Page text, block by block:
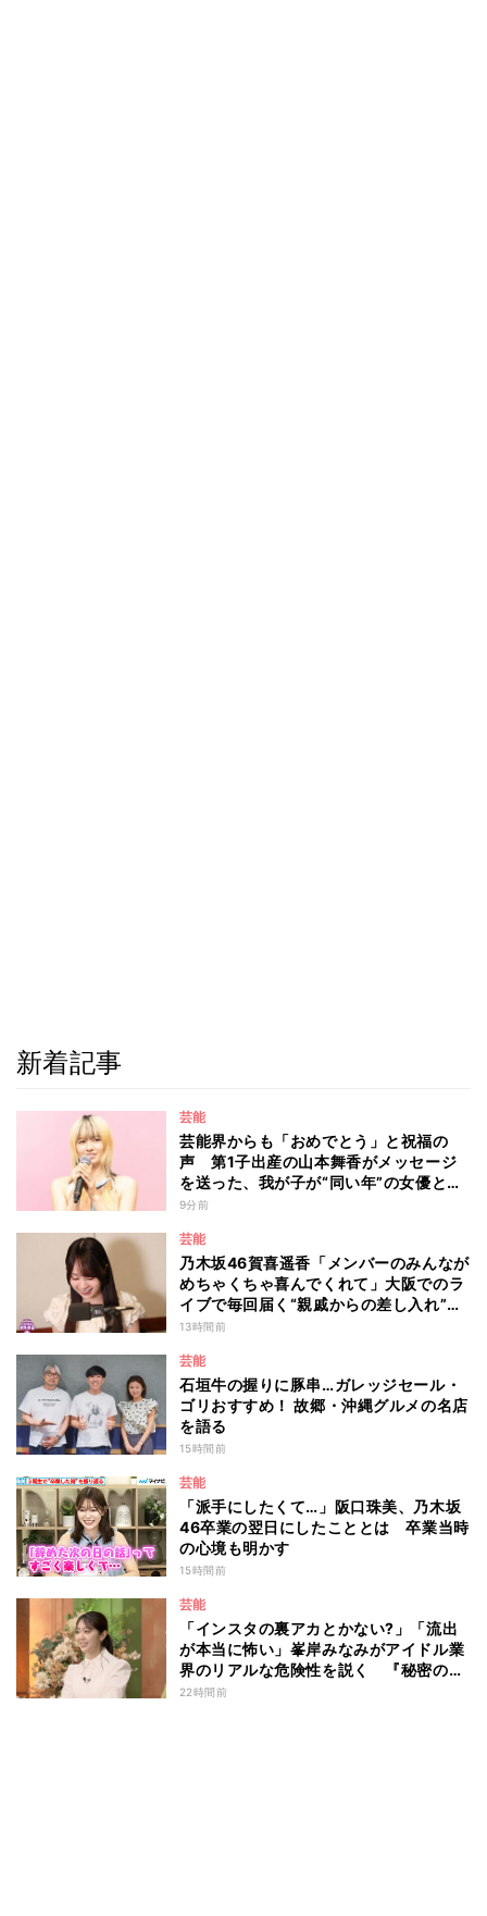
新着記事
芸能
芸能界からも「おめでとう」と祝福の
声 第1子出産の山本舞香がメッセージ
を送った、我が子が“同い年”の女優と
は 今月1日には2年在籍した所属事務所
改めて考えながら…」
9分前
芸能
乃木坂46賀喜遥香「メンバーのみんなが
めちゃくちゃ喜んでくれて」大阪でのラ
イブで毎回届く“親戚からの差し入れ”と
は？
13時間前
芸能
石垣牛の握りに豚串…ガレッジセール・
ゴリおすすめ！ 故郷・沖縄グルメの名店
を語る
15時間前
芸能
「派手にしたくて…」阪口珠美、乃木坂
46卒業の翌日にしたこととは 卒業当時
の心境も明かす
15時間前
芸能
「インスタの裏アカとかない?」「流出
が本当に怖い」峯岸みなみがアイドル業
界のリアルな危険性を説く 『秘密のマ
マ園』特別編
22時間前